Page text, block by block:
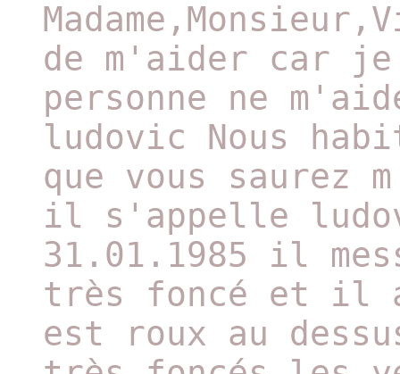
de m'aider car je
personne ne
ludovic Nous
que vous saurez
il s'appelle
31.01.1985 il
très foncé et il
est roux au